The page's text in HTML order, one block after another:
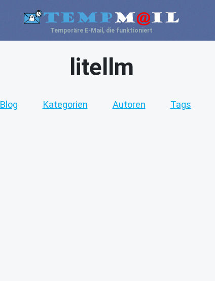
Temporäre E-Mail, die funktioniert
litellm
Blog Kategorien Autoren Tags